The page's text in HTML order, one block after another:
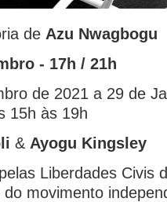
de Azu Nwagbogu
- 17h / 21h
de 2021 a 29 de
15h às 19h
& Ayogu Kingsley
Liberdades Civis
movimento